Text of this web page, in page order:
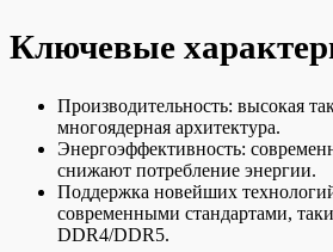
Ключевые
Производительность: высокая
многоядерная архитектура.
Энергоэффективность:
снижают потребление энергии.
Поддержка новейших
современными стандартами,
DDR4/DDR5.